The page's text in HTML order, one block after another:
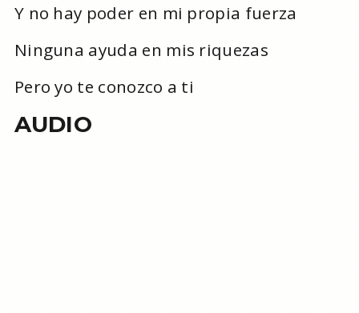
Y no hay poder en mi propia fuerza
Ninguna ayuda en mis riquezas
Pero yo te conozco a ti
AUDIO